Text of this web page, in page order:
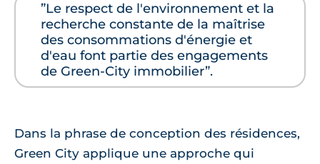
”Le respect de l'environnement et la
recherche constante de la maîtrise
des consommations d'énergie et
d'eau font partie des engagements
de Green-City immobilier”.
Dans la phrase de conception des résidences,
Green City applique une approche qui